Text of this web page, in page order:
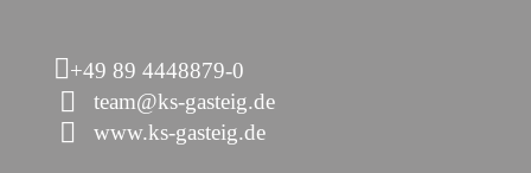
+49 89 4448879-0
team@ks-gasteig.de
www.ks-gasteig.de